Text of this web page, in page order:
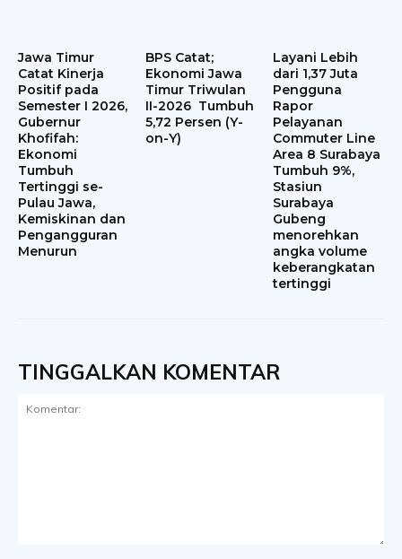
Jawa Timur
Catat Kinerja
Positif pada
Semester I 2026,
Gubernur
Khofifah:
Ekonomi
Tumbuh
Tertinggi se-
Pulau Jawa,
Kemiskinan dan
Pengangguran
Menurun
BPS Catat;
Ekonomi Jawa
Timur Triwulan
II-2026 Tumbuh
5,72 Persen (Y-
on-Y)
Layani Lebih
dari 1,37 Juta
Pengguna
Rapor
Pelayanan
Commuter Line
Area 8 Surabaya
Tumbuh 9%,
Stasiun
Surabaya
Gubeng
menorehkan
angka volume
keberangkatan
tertinggi
TINGGALKAN KOMENTAR